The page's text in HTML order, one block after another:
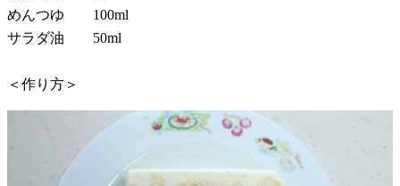
めんつゆ 100ml
サラダ油 50ml
＜作り方＞